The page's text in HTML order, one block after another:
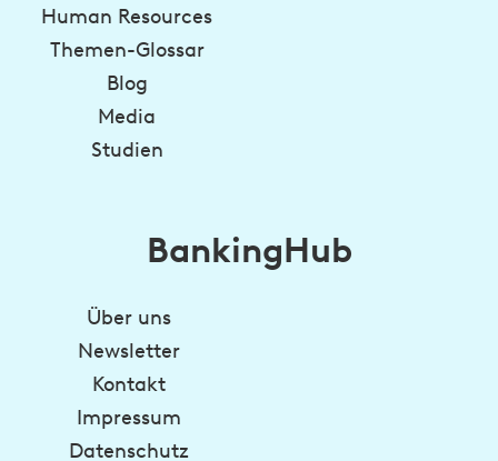
Human Resources
Themen-Glossar
Blog
Media
Studien
BankingHub
Über uns
Newsletter
Kontakt
Impressum
Datenschutz